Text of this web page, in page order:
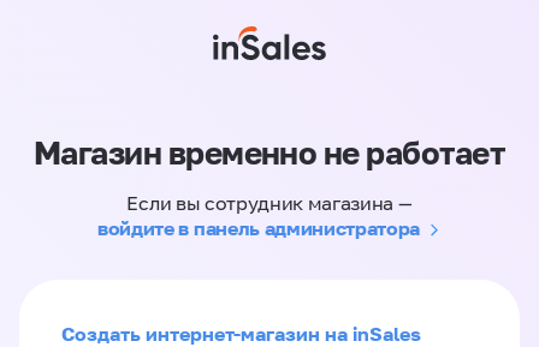
Магазин временно не работает
Если вы сотрудник магазина —
войдите в панель администратора
Создать интернет-магазин на inSales